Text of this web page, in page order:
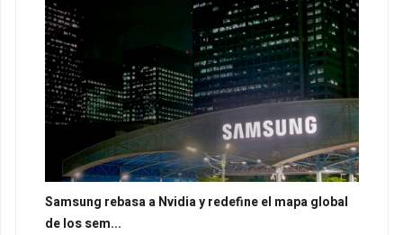
Samsung rebasa a Nvidia y redefine el mapa global
de los sem...